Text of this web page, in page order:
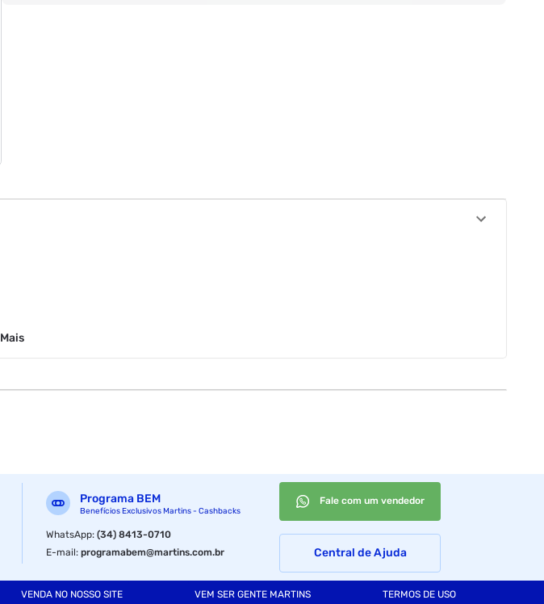
Mais
Programa BEM
Benefícios Exclusivos Martins - Cashbacks
WhatsApp:(34) 8413-0710
E-mail:programabem@martins.com.br
Fale com um vendedor
Central de Ajuda
VENDA NO NOSSO SITE VEM SER GENTE MARTINS TERMOS DE USO